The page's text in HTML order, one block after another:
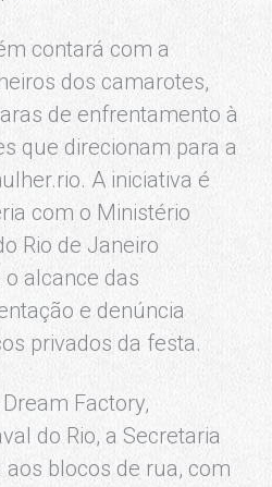
contará com a
dos camarotes,
de enfrentamento à
que direcionam para a
A iniciativa é
com o Ministério
Rio de Janeiro
alcance das
e denúncia
privados da festa.
Factory,
do Rio, a Secretaria
blocos de rua, com